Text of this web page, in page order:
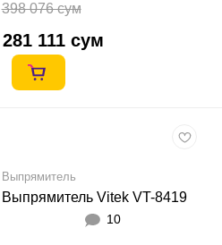
398 076 сум
281 111 сум
Выпрямитель
Выпрямитель Vitek VT-8419
10